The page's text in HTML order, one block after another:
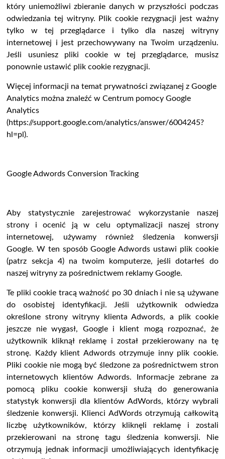
który uniemożliwi zbieranie danych w przyszłości podczas
odwiedzania tej witryny. Plik cookie rezygnacji jest ważny
tylko w tej przeglądarce i tylko dla naszej witryny
internetowej i jest przechowywany na Twoim urządzeniu.
Jeśli usuniesz pliki cookie w tej przeglądarce, musisz
ponownie ustawić plik cookie rezygnacji.
Więcej informacji na temat prywatności związanej z Google
Analytics można znaleźć w Centrum pomocy Google
Analytics
(https://support.google.com/analytics/answer/6004245?
hl=pl).
Google Adwords Conversion Tracking
Aby statystycznie zarejestrować wykorzystanie naszej
strony i ocenić ją w celu optymalizacji naszej strony
internetowej, używamy również śledzenia konwersji
Google. W ten sposób Google Adwords ustawi plik cookie
(patrz sekcja 4) na twoim komputerze, jeśli dotarłeś do
naszej witryny za pośrednictwem reklamy Google.
Te pliki cookie tracą ważność po 30 dniach i nie są używane
do osobistej identyfikacji. Jeśli użytkownik odwiedza
określone strony witryny klienta Adwords, a plik cookie
jeszcze nie wygasł, Google i klient mogą rozpoznać, że
użytkownik kliknął reklamę i został przekierowany na tę
stronę. Każdy klient Adwords otrzymuje inny plik cookie.
Pliki cookie nie mogą być śledzone za pośrednictwem stron
internetowych klientów Adwords. Informacje zebrane za
pomocą pliku cookie konwersji służą do generowania
statystyk konwersji dla klientów AdWords, którzy wybrali
śledzenie konwersji. Klienci AdWords otrzymują całkowitą
liczbę użytkowników, którzy kliknęli reklamę i zostali
przekierowani na stronę tagu śledzenia konwersji. Nie
otrzymują jednak informacji umożliwiających identyfikację